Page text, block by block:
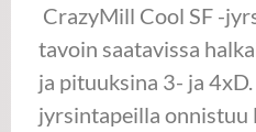
CrazyMill Cool SF -
tavoin saatavissa
ja pituuksina 3- ja
jyrsintapeilla onnistuu